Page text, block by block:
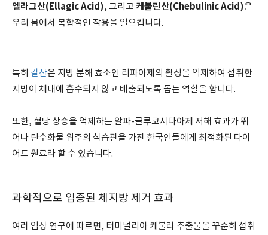
엘라그산(Ellagic Acid), 그리고 케불린산(Chebulinic Acid)은
우리 몸에서 복합적인 작용을 일으킵니다.
특히 갈산은 지방 분해 효소인 리파아제의 활성을 억제하여 섭취한
지방이 체내에 흡수되지 않고 배출되도록 돕는 역할을 합니다.
또한, 혈당 상승을 억제하는 알파-글루코시다아제 저해 효과가 뛰
어나 탄수화물 위주의 식습관을 가진 한국인들에게 최적화된 다이
어트 원료라 할 수 있습니다.
과학적으로 입증된 체지방 제거 효과
여러 임상 연구에 따르면, 터미널리아 케불라 추출물을 꾸준히 섭취